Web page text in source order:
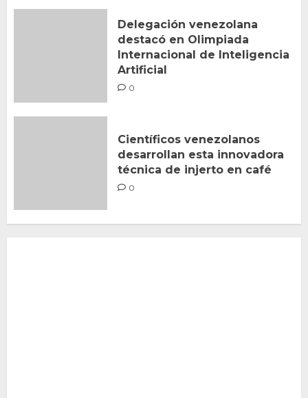
Delegación venezolana
destacó en Olimpiada
Internacional de Inteligencia
Artificial
0
Científicos venezolanos
desarrollan esta innovadora
técnica de injerto en café
0